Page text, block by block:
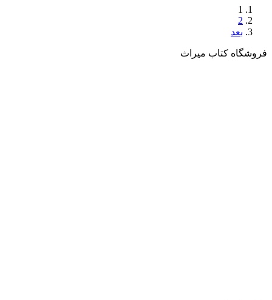
1
2
بعد
فروشگاه کتاب میراث